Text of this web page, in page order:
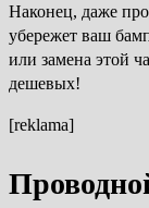
Наконец, даже
убережет ваш
или замена этой
дешевых!
[reklama]